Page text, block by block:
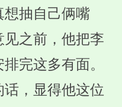
抽自己俩嘴
之前，他把李
完这多有面。
，显得他这位